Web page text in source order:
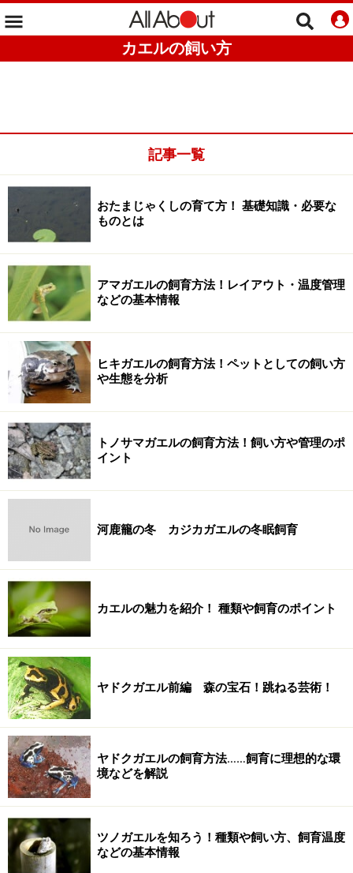
カエルの飼い方
記事一覧
おたまじゃくしの育て方！ 基礎知識・必要な
ものとは
アマガエルの飼育方法！レイアウト・温度管理
などの基本情報
ヒキガエルの飼育方法！ペットとしての飼い方
や生態を分析
トノサマガエルの飼育方法！飼い方や管理のポ
イント
河鹿籠の冬 カジカガエルの冬眠飼育
カエルの魅力を紹介！ 種類や飼育のポイント
ヤドクガエル前編 森の宝石！跳ねる芸術！
ヤドクガエルの飼育方法……飼育に理想的な環
境などを解説
ツノガエルを知ろう！種類や飼い方、飼育温度
などの基本情報